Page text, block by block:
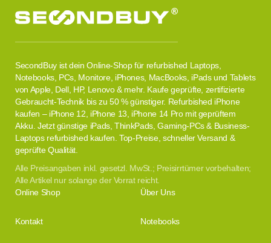
SecondBuy ist dein Online-Shop für refurbished Laptops,
Notebooks, PCs, Monitore, iPhones, MacBooks, iPads und Tablets
von Apple, Dell, HP, Lenovo & mehr. Kaufe geprüfte, zertifizierte
Gebraucht-Technik bis zu 50 % günstiger. Refurbished iPhone
kaufen – iPhone 12, iPhone 13, iPhone 14 Pro mit geprüftem
Akku. Jetzt günstige iPads, ThinkPads, Gaming-PCs & Business-
Laptops refurbished kaufen. Top-Preise, schneller Versand &
geprüfte Qualität.
Alle Preisangaben inkl. gesetzl. MwSt.; Preisirrtümer vorbehalten;
Alle Artikel nur solange der Vorrat reicht.
Online Shop Über Uns
Kontakt Notebooks